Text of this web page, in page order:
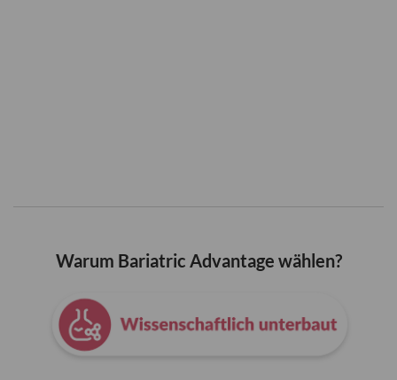
Warum Bariatric Advantage wählen?